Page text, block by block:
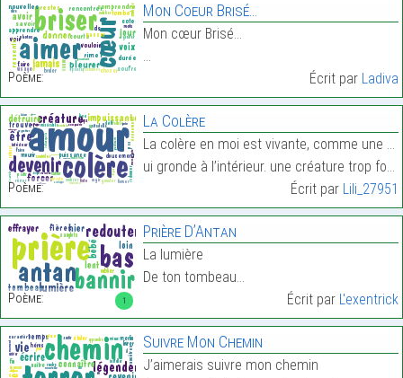
Poème:
Mon Coeur Brisé…
Mon cœur Brisé…
…
Écrit par Ladiva
Poème:
La Colère
La colère en moi est vivante, comme une créature q
ui gronde à l’intérieur. une créature trop forte p…
Écrit par Lili_27951
1
Poème:
Prière D’Antan
La lumière
De ton tombeau…
Écrit par L'exentrick
Suivre Mon Chemin
J’aimerais suivre mon chemin